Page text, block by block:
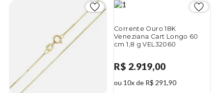
Corrente Ouro 18K
Veneziana Cart Longo 60
cm 1,8 g VEL32060
R$ 2.919,00
ou 10x de R$ 291,90